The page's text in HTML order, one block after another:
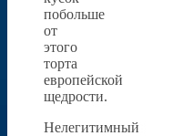
побольше
от
этого
торта
европейской
щедрости.
Нелегитимный